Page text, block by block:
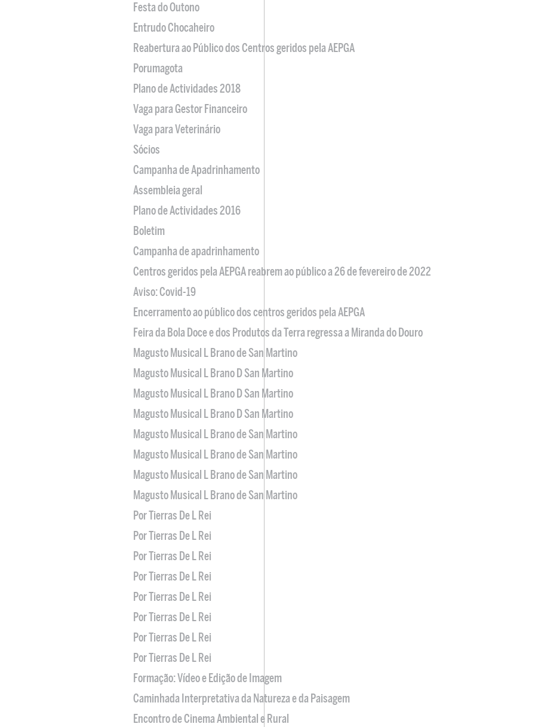
Festa do Outono
Entrudo Chocaheiro
Reabertura ao Público dos Centros geridos pela AEPGA
Porumagota
Plano de Actividades 2018
Vaga para Gestor Financeiro
Vaga para Veterinário
Sócios
Campanha de Apadrinhamento
Assembleia geral
Plano de Actividades 2016
Boletim
Campanha de apadrinhamento
Centros geridos pela AEPGA reabrem ao público a 26 de fevereiro de 2022
Aviso: Covid-19
Encerramento ao público dos centros geridos pela AEPGA
Feira da Bola Doce e dos Produtos da Terra regressa a Miranda do Douro
Magusto Musical L Brano de San Martino
Magusto Musical L Brano D San Martino
Magusto Musical L Brano D San Martino
Magusto Musical L Brano D San Martino
Magusto Musical L Brano de San Martino
Magusto Musical L Brano de San Martino
Magusto Musical L Brano de San Martino
Magusto Musical L Brano de San Martino
Por Tierras De L Rei
Por Tierras De L Rei
Por Tierras De L Rei
Por Tierras De L Rei
Por Tierras De L Rei
Por Tierras De L Rei
Por Tierras De L Rei
Por Tierras De L Rei
Formação: Vídeo e Edição de Imagem
Caminhada Interpretativa da Natureza e da Paisagem
Encontro de Cinema Ambiental e Rural